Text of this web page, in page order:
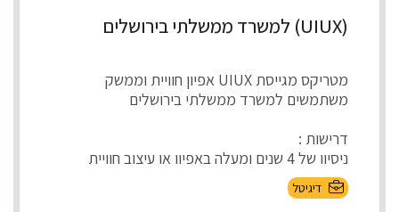
(UIUX) למשרד ממשלתי בירושלים
מטריקס מגייסת UIUX אפיון חוויית וממשק
משתמשים למשרד ממשלתי בירושלים
דרישות :
ניסיון של 4 שנים ומעלה באפיון או עיצוב חוויית
וממשק משתמשים...
דיגיטל